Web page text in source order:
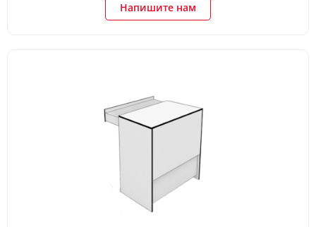
Напишите нам